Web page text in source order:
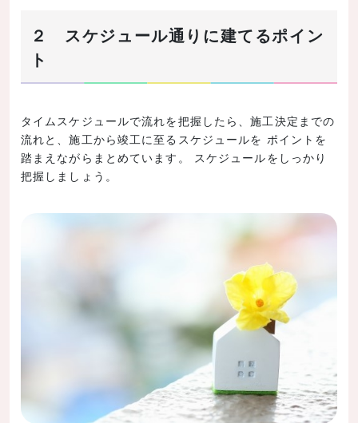
２ スケジュール通りに建てるポイン
ト
タイムスケジュールで流れを把握したら、施工決定までの
流れと、施工から竣工に至るスケジュールを ポイントを
踏まえながらまとめています。 スケジュールをしっかり
把握しましょう。